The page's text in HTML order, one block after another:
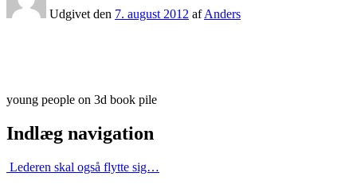
Udgivet den 7. august 2012 af Anders
young people on 3d book pile
Indlæg navigation
Lederen skal også flytte sig…